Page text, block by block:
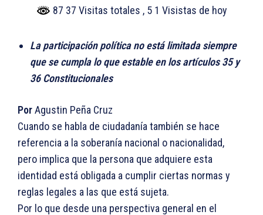
87 37 Visitas totales , 5 1 Visistas de hoy
La participación política no está limitada siempre
que se cumpla lo que estable en los artículos 35 y
36 Constitucionales
PorAgustin Peña Cruz
Cuando se habla de ciudadanía también se hace
referencia a la soberanía nacional o nacionalidad,
pero implica que la persona que adquiere esta
identidad está obligada a cumplir ciertas normas y
reglas legales a las que está sujeta.
Por lo que desde una perspectiva general en el